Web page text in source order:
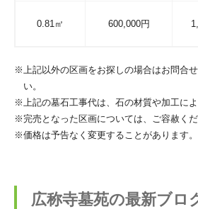
0.81㎡ 600,000円
※上記以外の区画をお探しの場合はお問合
い。
※上記の墓石工事代は、石の材質や加工によ
※完売となった区画については、ご容赦くだ
※価格は予告なく変更することがあります。
広称寺墓苑の最新ブロ